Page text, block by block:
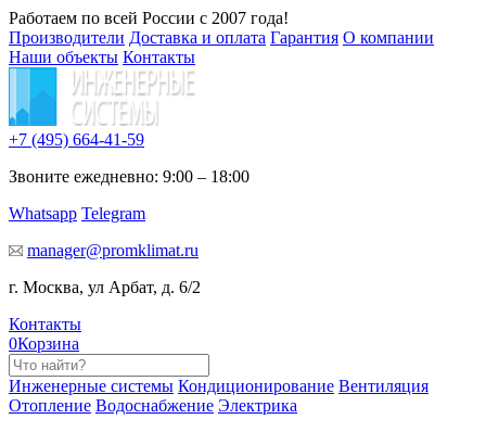
Работаем по всей России с 2007 года!
Производители Доставка и оплата Гарантия О компании
Наши объекты Контакты
+7 (495) 664-41-59
Звоните ежедневно: 9:00 – 18:00
Whatsapp Telegram
manager@promklimat.ru
г. Москва, ул Арбат, д. 6/2
Контакты
0Корзина
Инженерные системы Кондиционирование Вентиляция
Отопление Водоснабжение Электрика